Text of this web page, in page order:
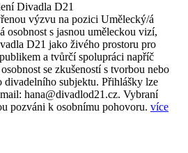
Divadla D21
výzvu na pozici Umělecký/á
osobnost s jasnou uměleckou vizí,
D21 jako živého prostoru pro
a tvůrčí spolupráci napříč
se zkušeností s tvorbou nebo
divadelního subjektu. Přihlášky lze
hana@divadlod21.cz. Vybraní
pozváni k osobnímu pohovoru. více